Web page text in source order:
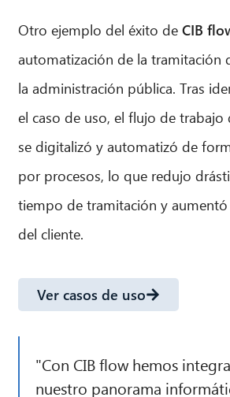
Otro ejemplo del éxito deCIB
automatización de la tramitación
la administración pública. Tras
el caso de uso, el flujo de trabajo
se digitalizó y automatizó de
por procesos, lo que redujo
tiempo de tramitación y aumentó
del cliente.
Ver casos de uso
"Con CIB flow hemos
nuestro panorama